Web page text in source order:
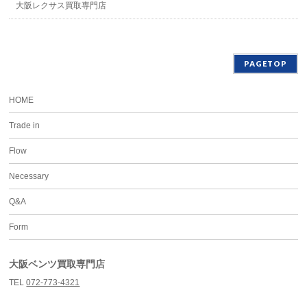
大阪レクサス買取専門店
PAGETOP
HOME
Trade in
Flow
Necessary
Q&A
Form
大阪ベンツ買取専門店
TEL072-773-4321